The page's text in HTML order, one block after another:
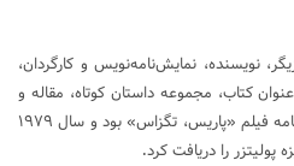
متولد ۵ نوامبر ۱۹۴۳ بازیگر، نویسنده، نمایش‌نامه‌نویس و کارگردان،‌
عنوان کتاب، مجموعه داستان کوتاه، مقاله و
خاطرات است. او از نویسندگان فیلم‌نامه فیلم «پاریس، تگزاس» بود و سال ۱۹۷۹
را دریافت کرد.